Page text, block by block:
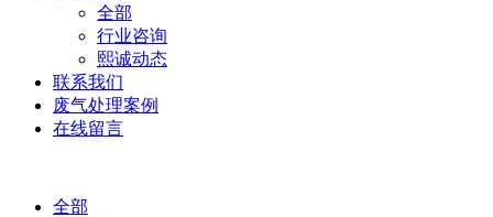
全部
行业咨询
熙诚动态
联系我们
废气处理案例
在线留言
全部